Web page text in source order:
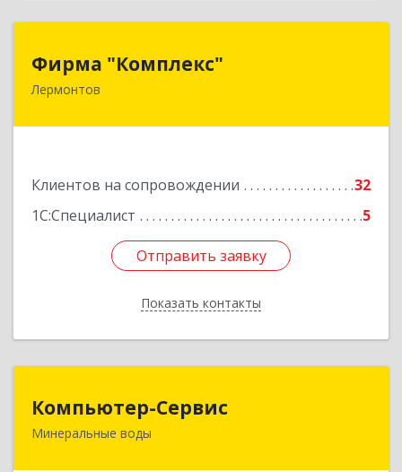
Фирма "Комплекс"
Лермонтов
Клиентов на сопровождении
32
1С:Специалист
5
Отправить заявку
Показать контакты
357348, Ставропольский край, Лермонтов г,
Отправить заявку
Назад
Компьютер-Сервис
Минеральные воды
357202, Ставропольский край, Минеральные